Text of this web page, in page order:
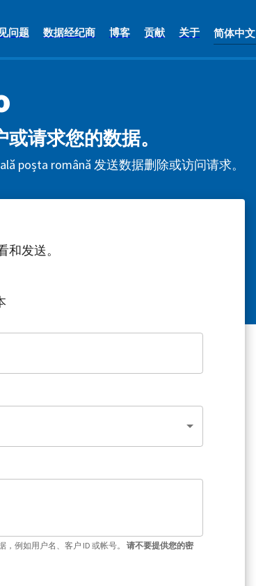
问题 数据经纪商 博客 贡献 关于 简体中文
请求您的数据。
poșta română 发送数据删除或访问请求。
发送。
例如用户名、客户 ID 或帐号。 请不要提供您的密